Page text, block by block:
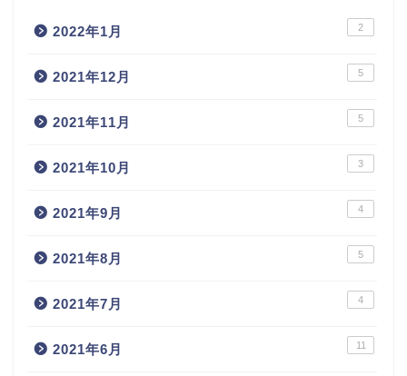
2022年1月 2
2021年12月 5
2021年11月 5
2021年10月 3
2021年9月 4
2021年8月 5
2021年7月 4
2021年6月 11